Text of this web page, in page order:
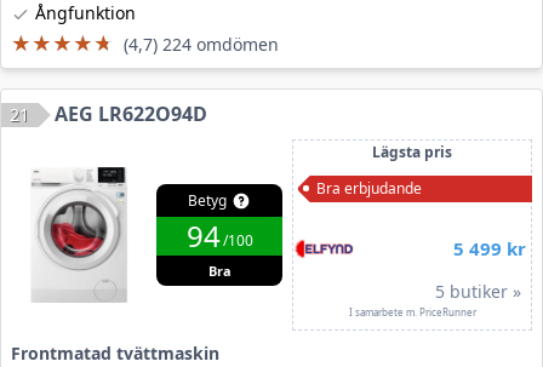
Ångfunktion
★★★★★
★★★★★ (4,7) 224 omdömen
21 AEG LR622O94D
Betyg
94/100
Bra
Lägsta pris
Bra erbjudande
5 499 kr
5 butiker »
I samarbete m. PriceRunner
Frontmatad tvättmaskin